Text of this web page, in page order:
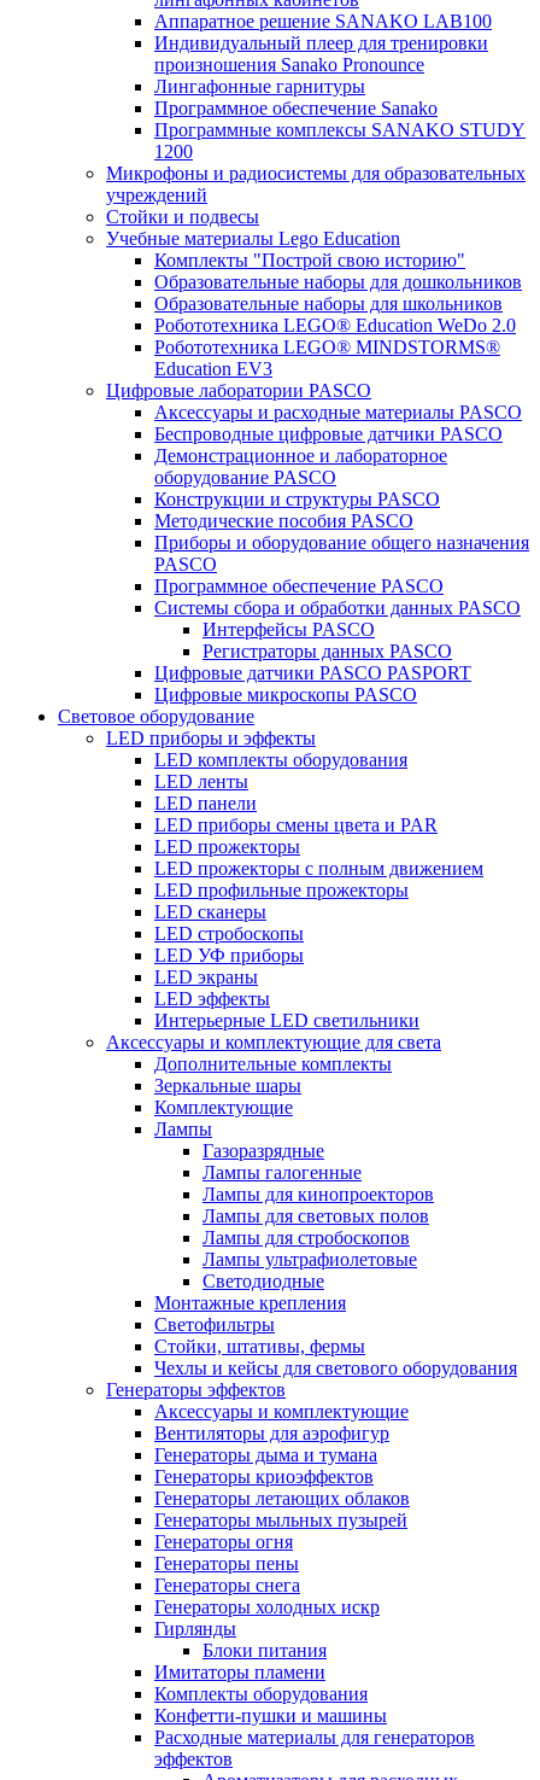
Аппаратное решение SANAKO LAB100
Индивидуальный плеер для тренировки
произношения Sanako Pronounce
Лингафонные гарнитуры
Программное обеспечение Sanako
Программные комплексы SANAKO STUDY
1200
Микрофоны и радиосистемы для образовательных
учреждений
Стойки и подвесы
Учебные материалы Lego Education
Комплекты "Построй свою историю"
Образовательные наборы для дошкольников
Образовательные наборы для школьников
Робототехника LEGO® Education WeDo 2.0
Робототехника LEGO® MINDSTORMS®
Education EV3
Цифровые лаборатории PASCO
Аксессуары и расходные материалы PASCO
Беспроводные цифровые датчики PASCO
Демонстрационное и лабораторное
оборудование PASCO
Конструкции и структуры PASCO
Методические пособия PASCO
Приборы и оборудование общего назначения
PASCO
Программное обеспечение PASCO
Системы сбора и обработки данных PASCO
Интерфейсы PASCO
Регистраторы данных PASCO
Цифровые датчики PASCO PASPORT
Цифровые микроскопы PASCO
Световое оборудование
LED приборы и эффекты
LED комплекты оборудования
LED ленты
LED панели
LED приборы смены цвета и PAR
LED прожекторы
LED прожекторы с полным движением
LED профильные прожекторы
LED сканеры
LED стробоскопы
LED УФ приборы
LED экраны
LED эффекты
Интерьерные LED светильники
Аксессуары и комплектующие для света
Дополнительные комплекты
Зеркальные шары
Комплектующие
Лампы
Газоразрядные
Лампы галогенные
Лампы для кинопроекторов
Лампы для световых полов
Лампы для стробоскопов
Лампы ультрафиолетовые
Светодиодные
Монтажные крепления
Светофильтры
Стойки, штативы, фермы
Чехлы и кейсы для светового оборудования
Генераторы эффектов
Аксессуары и комплектующие
Вентиляторы для аэрофигур
Генераторы дыма и тумана
Генераторы криоэффектов
Генераторы летающих облаков
Генераторы мыльных пузырей
Генераторы огня
Генераторы пены
Генераторы снега
Генераторы холодных искр
Гирлянды
Блоки питания
Имитаторы пламени
Комплекты оборудования
Конфетти-пушки и машины
Расходные материалы для генераторов
эффектов